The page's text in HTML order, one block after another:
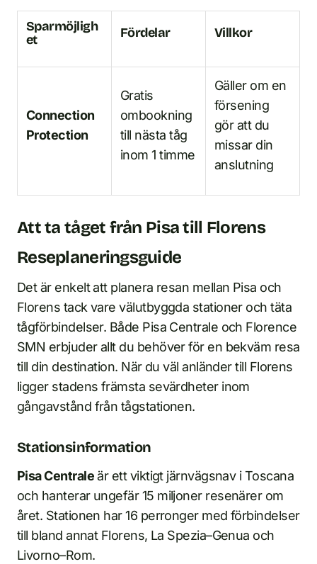
Sparmöjligh
et
Fördelar Villkor
Connection
Protection
Gratis
ombookning
till nästa tåg
inom 1 timme
Gäller om en
försening
gör att du
missar din
anslutning
Att ta tåget från Pisa till Florens
Reseplaneringsguide
Det är enkelt att planera resan mellan Pisa och
Florens tack vare välutbyggda stationer och täta
tågförbindelser. Både Pisa Centrale och Florence
SMN erbjuder allt du behöver för en bekväm resa
till din destination. När du väl anländer till Florens
ligger stadens främsta sevärdheter inom
gångavstånd från tågstationen.
Stationsinformation
Pisa Centraleär ett viktigt järnvägsnav i Toscana
och hanterar ungefär 15 miljoner resenärer om
året. Stationen har 16 perronger med förbindelser
till bland annat Florens, La Spezia–Genua och
Livorno–Rom.